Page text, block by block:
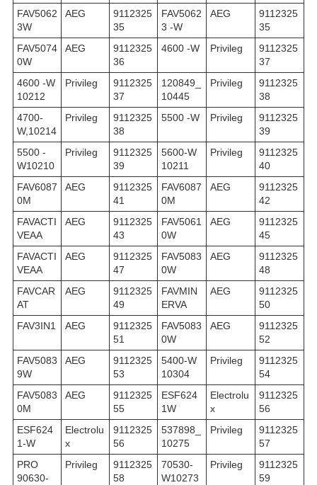
FAV5062
3W
AEG
9112325
35
FAV5062
3 -W
AEG
9112325
35
FAV5074
0W
AEG
9112325
36
4600 -W Privileg
9112325
37
4600 -W
10212
Privileg
9112325
37
120849_
10445
Privileg
9112325
38
4700-
W,10214
Privileg
9112325
38
5500 -W Privileg
9112325
39
5500 -
W10210
Privileg
9112325
39
5600-W
10211
Privileg
9112325
40
FAV6087
0M
AEG
9112325
41
FAV6087
0M
AEG
9112325
42
FAVACTI
VEAA
AEG
9112325
43
FAV5061
0W
AEG
9112325
45
FAVACTI
VEAA
AEG
9112325
47
FAV5083
0W
AEG
9112325
48
FAVCAR
AT
AEG
9112325
49
FAVMIN
ERVA
AEG
9112325
50
FAV3IN1
AEG
9112325
51
FAV5083
0W
AEG
9112325
52
FAV5083
9W
AEG
9112325
53
5400-W
10304
Privileg
9112325
54
FAV5083
0M
AEG
9112325
55
ESF624
1W
Electrolu
x
9112325
56
ESF624
1-W
Electrolu
x
9112325
56
537898_
10275
Privileg
9112325
57
PRO
90630-
Privileg
9112325
58
70530-
W10273
Privileg
9112325
59